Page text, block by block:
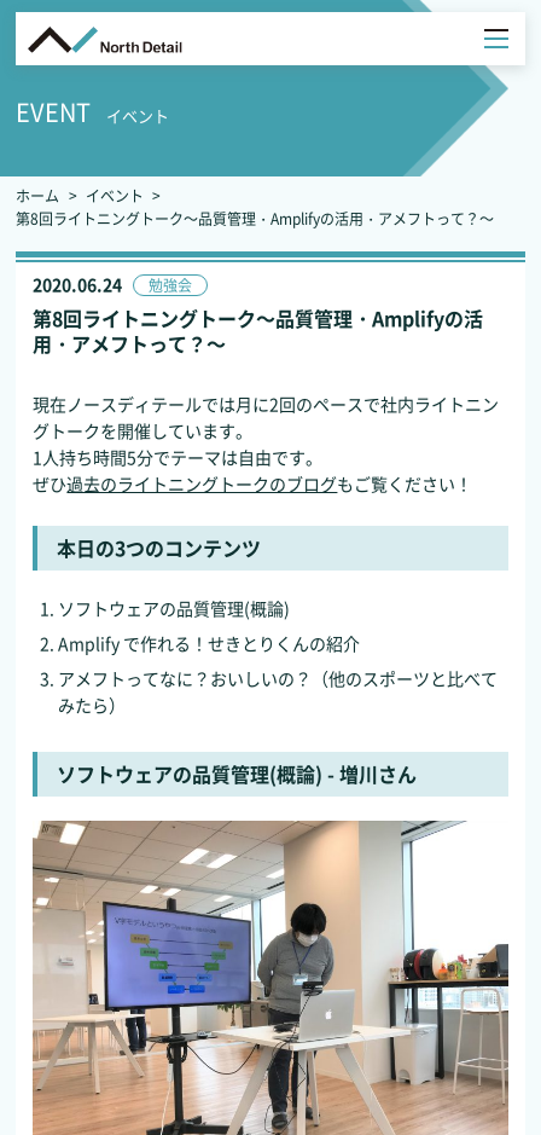
EVENT イベント
ホーム
イベント
第8回ライトニングトーク～品質管理・Amplifyの活用・アメフトって？～
2020.06.24 勉強会
第8回ライトニングトーク～品質管理・Amplifyの活
用・アメフトって？～
現在ノースディテールでは月に2回のペースで社内ライトニン
グトークを開催しています。
1人持ち時間5分でテーマは自由です。
ぜひ過去のライトニングトークのブログもご覧ください！
本日の3つのコンテンツ
ソフトウェアの品質管理(概論)
Amplify で作れる！せきとりくんの紹介
アメフトってなに？おいしいの？（他のスポーツと比べて
みたら）
ソフトウェアの品質管理(概論) - 増川さん